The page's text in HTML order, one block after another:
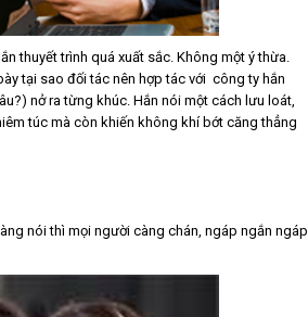
thuyết trình quá xuất sắc. Không một ý thừa.
tại sao đối tác nên hợp tác với công ty hắn
nở ra từng khúc. Hắn nói một cách lưu loát,
túc mà còn khiến không khí bớt căng thẳng
nói thì mọi người càng chán, ngáp ngắn ngáp